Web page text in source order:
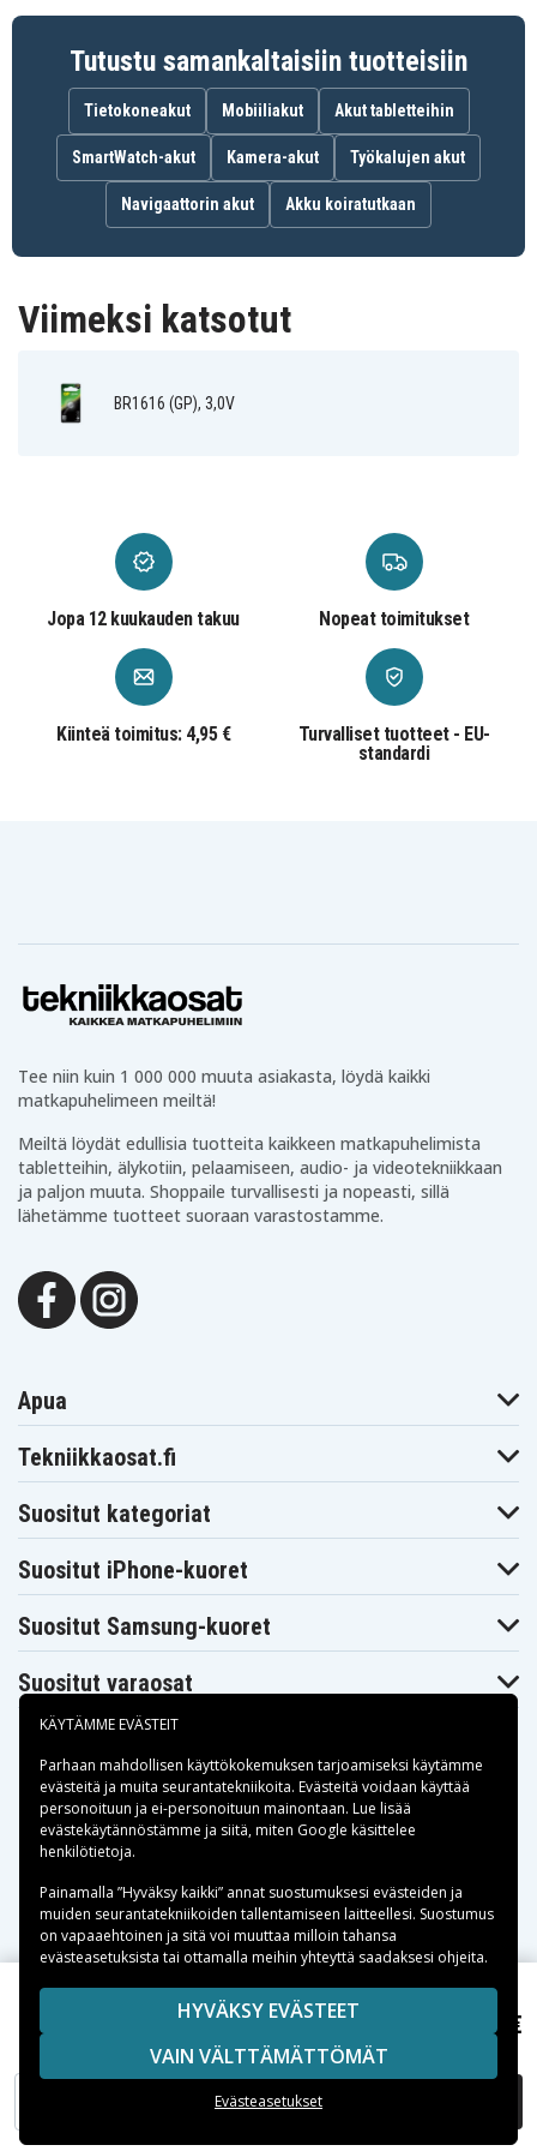
ECR1616 (GP)
KCR1616 (GP)
KECR1616 (GP)
LM1616 (GP)
YA (GP)
Tutustu samankaltaisiin tuotteisiin
Tietokoneakut Mobiiliakut Akut tabletteihin
SmartWatch-akut Kamera-akut Työkalujen akut
Navigaattorin akut Akku koiratutkaan
Viimeksi katsotut
BR1616 (GP), 3,0V
4,50 €
LISÄÄ OSTOSKORIIN
Jopa 12 kuukauden takuu Nopeat toimitukset
Kiinteä toimitus: 4,95 €
Turvalliset tuotteet - EU-
standardi
Tee niin kuin 1 000 000 muuta asiakasta, löydä kaikki
matkapuhelimeen meiltä!
Meiltä löydät edullisia tuotteita kaikkeen matkapuhelimista
tabletteihin, älykotiin, pelaamiseen, audio- ja videotekniikkaan
ja paljon muuta. Shoppaile turvallisesti ja nopeasti, sillä
lähetämme tuotteet suoraan varastostamme.
Apua
Tekniikkaosat.fi
Suositut kategoriat
Suositut iPhone-kuoret
Suositut Samsung-kuoret
Suositut varaosat
Maksuvaihtoehdot
Toimitusvaihtoehdot
Copyright © 2026, Spares Nordic AB
SIVULLA MAINITUT TAVARAMERKIT OVAT OMISTAJIENSA
OMAISUUTTA.
KÄYTÄMME EVÄSTEIT
Parhaan mahdollisen käyttökokemuksen tarjoamiseksi käytämme
evästeitä ja muita seurantatekniikoita. Evästeitä voidaan käyttää
personoituun ja ei-personoituun mainontaan. Lue lisää
evästekäytännöstämme ja siitä, miten Google käsittelee
henkilötietoja.
Painamalla ”Hyväksy kaikki” annat suostumuksesi evästeiden ja
muiden seurantatekniikoiden tallentamiseen laitteellesi. Suostumus
on vapaaehtoinen ja sitä voi muuttaa milloin tahansa
evästeasetuksista tai ottamalla meihin yhteyttä saadaksesi ohjeita.
HYVÄKSY EVÄSTEET
VAIN VÄLTTÄMÄTTÖMÄT
Evästeasetukset